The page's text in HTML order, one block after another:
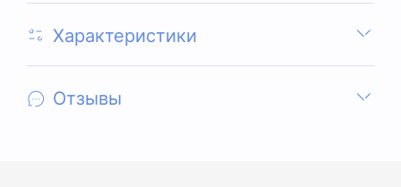
Характеристики
Отзывы